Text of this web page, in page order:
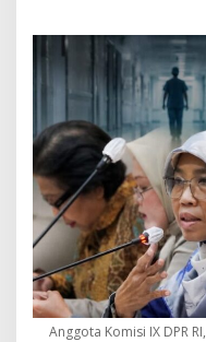
e
r
P
D
S
d
i
M
a
n
a
d
o
H
a
Anggota Komisi IX DPR